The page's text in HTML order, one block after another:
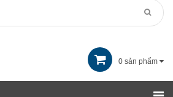
0 sản phẩm